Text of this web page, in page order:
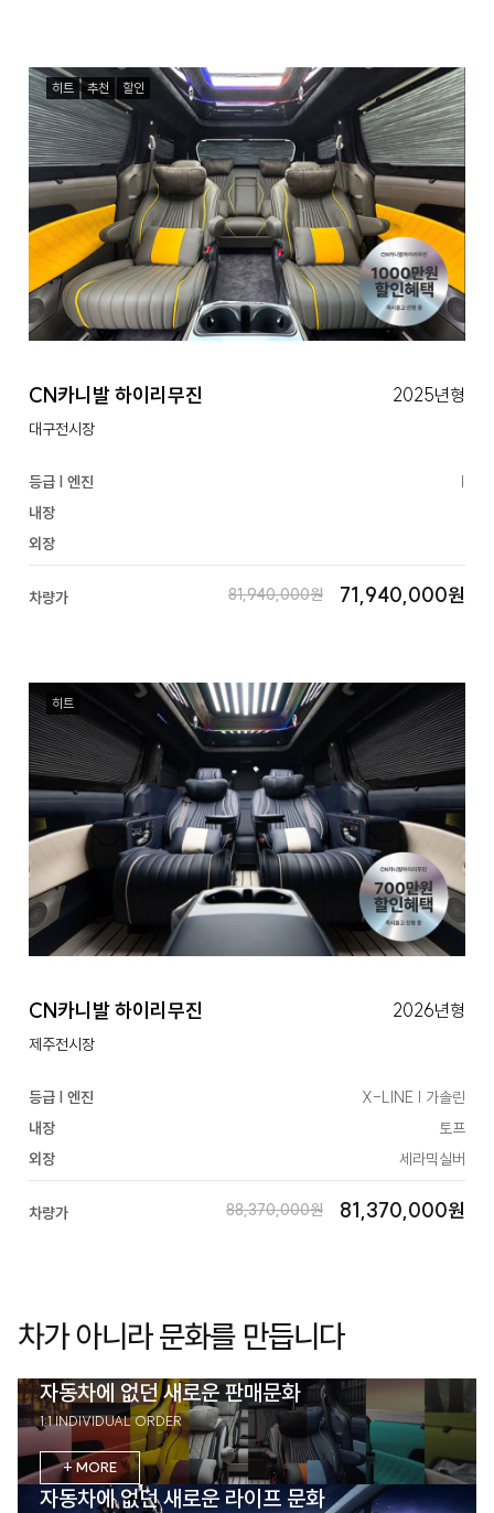
히트 추천 할인
CN카니발 하이리무진 2025년형
대구전시장
등급 | 엔진
|
내장
외장
차량가 81,940,000원 71,940,000원
히트
CN카니발 하이리무진 2026년형
제주전시장
등급 | 엔진
X-LINE | 가솔린
내장
토프
외장
세라믹실버
차량가 88,370,000원 81,370,000원
차가 아니라 문화를 만듭니다
자동차에 없던 새로운 판매문화
1:1 INDIVIDUAL ORDER
+ MORE
자동차에 없던 새로운 라이프 문화